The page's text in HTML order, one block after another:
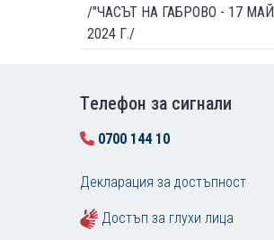
/"ЧАСЪТ НА ГАБРОВО - 17 МАЙ
2024 Г./
Tелефон за сигнали
0700 144 10
Декларация за достъпност
Достъп за глухи лица